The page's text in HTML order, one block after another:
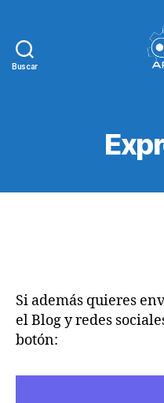
Buscar
Si además quieres
el Blog y redes
botón: